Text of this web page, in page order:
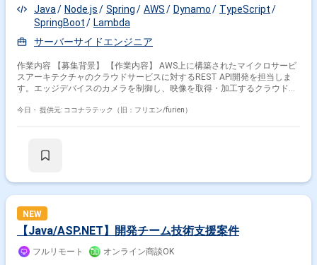
Java
Node.js Spring AWS Dynamo
TypeScript
SpringBoot
Lambda
サーバーサイドエンジニア
作業内容 【募集背景】 【作業内容】 AWS上に構築されたマイクロサービ
スアーキテクチャのクラウドサービスに対するREST API開発を担当しま
す。エッジデバイスのカメラを制御し、映像を取得・加工するクラウドサ
す。 【求める人物像】 【ポジションの魅力】 AWS上のマイクロサービス
今日・ 提供元: ココナラテック（旧：フリエン/furien）
NEW
【Java/ASP.NET】開発チーム技術支援案件
フルリモート オンライン商談OK